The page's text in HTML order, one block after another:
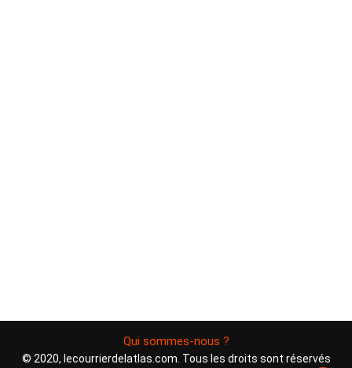
Qui sommes-nous ?
© 2020, lecourrierdelatlas.com. Tous les droits sont réservés